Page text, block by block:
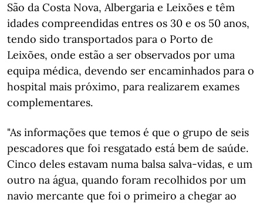
São da Costa Nova, Albergaria e Leixões e têm
idades compreendidas entres os 30 e os 50 anos,
tendo sido transportados para o Porto de
Leixões, onde estão a ser observados por uma
equipa médica, devendo ser encaminhados para o
hospital mais próximo, para realizarem exames
complementares.
"As informações que temos é que o grupo de seis
pescadores que foi resgatado está bem de saúde.
Cinco deles estavam numa balsa salva-vidas, e um
outro na água, quando foram recolhidos por um
navio mercante que foi o primeiro a chegar ao